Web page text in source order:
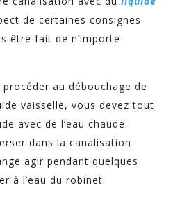
de certaines consignes
être fait de n’importe
au débouchage de
vaisselle, vous devez tout
avec de l’eau chaude.
dans la canalisation
agir pendant quelques
à l’eau du robinet.